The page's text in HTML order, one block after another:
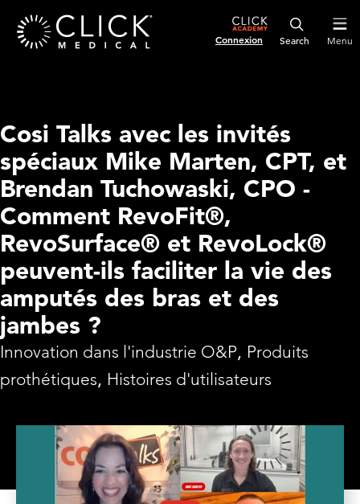
Connexion Menu
Cosi Talks avec les invités
spéciaux Mike Marten, CPT, et
Brendan Tuchowaski, CPO -
Comment RevoFit®,
RevoSurface® et RevoLock®
peuvent-ils faciliter la vie des
amputés des bras et des
jambes ?
Innovation dans l'industrie O&P, Produits
prothétiques, Histoires d'utilisateurs